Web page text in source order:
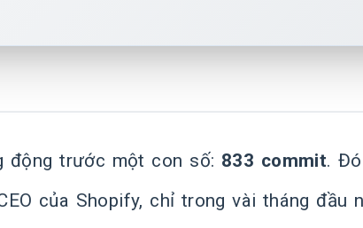
động trước một con số: 833 commit.
của Shopify, chỉ trong vài tháng đầu